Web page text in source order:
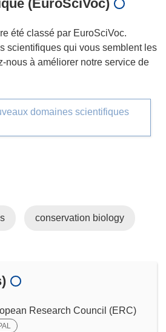
(EuroSciVoc)
été classé par EuroSciVoc.
scientifiques qui vous semblent les
nous à améliorer notre service de
domaines scientifiques
conservation biology
Research Council (ERC)